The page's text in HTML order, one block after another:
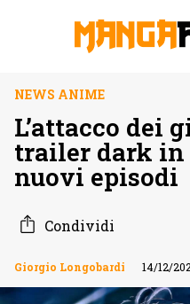
NEWS ANIME
L’attacco dei
trailer dark in
nuovi episodi
Condividi
Giorgio Longobardi 14/12/